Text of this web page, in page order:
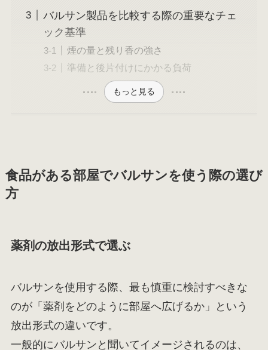
バルサン製品を比較する際の重要なチェ
ック基準
煙の量と残り香の強さ
準備と後片付けにかかる負荷
もっと見る
食品がある部屋でバルサンを使う際の選び
方
薬剤の放出形式で選ぶ
バルサンを使用する際、最も慎重に検討すべきな
のが「薬剤をどのように部屋へ広げるか」という
放出形式の違いです。
一般的にバルサンと聞いてイメージされるのは、